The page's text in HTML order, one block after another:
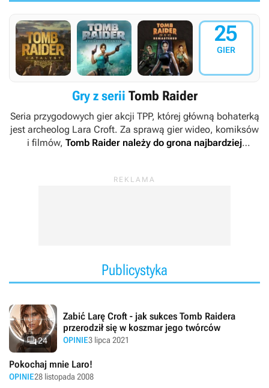
25
GIER
Gry z serii Tomb Raider
Seria przygodowych gier akcji TPP, której główną bohaterką
jest archeolog Lara Croft. Za sprawą gier wideo, komiksów
i filmów, Tomb Raider należy do grona najbardziej
Publicystyka
24
Zabić Larę Croft - jak sukces Tomb Raidera
przerodził się w koszmar jego twórców
OPINIE3 lipca 2021
Pokochaj mnie Laro!
OPINIE28 listopada 2008